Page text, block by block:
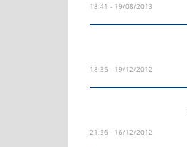
19/08/2013 - 18:41
19/12/2012 - 18:35
16/12/2012 - 21:56